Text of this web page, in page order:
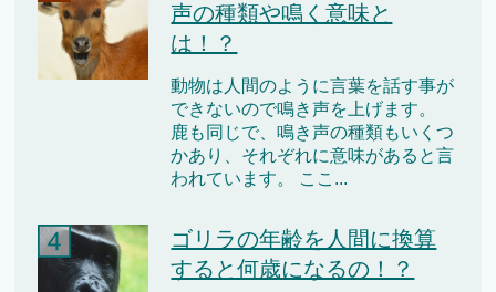
声の種類や鳴く意味と
は！？
動物は人間のように言葉を話す事が
できないので鳴き声を上げます。
鹿も同じで、鳴き声の種類もいくつ
かあり、それぞれに意味があると言
われています。 ここ...
ゴリラの年齢を人間に換算
すると何歳になるの！？